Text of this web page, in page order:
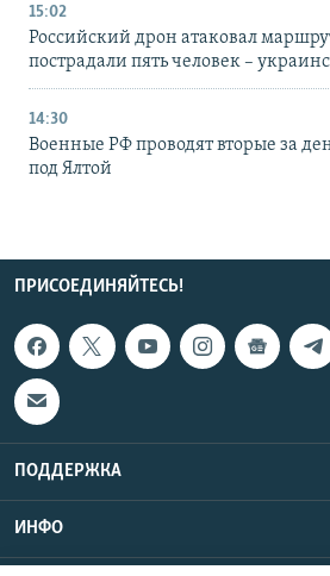
15:02
Российский дрон атаковал
пострадали пять человек –
14:30
Военные РФ проводят вторые за
под Ялтой
ПРИСОЕДИНЯЙТЕСЬ!
ПОДДЕРЖКА
ИНФО